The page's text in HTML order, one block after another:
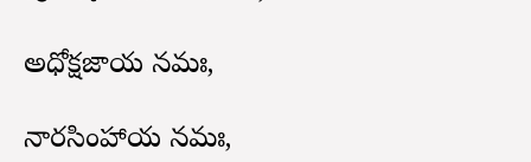
అధోక్షజాయ నమః,
నారసింహాయ నమః,